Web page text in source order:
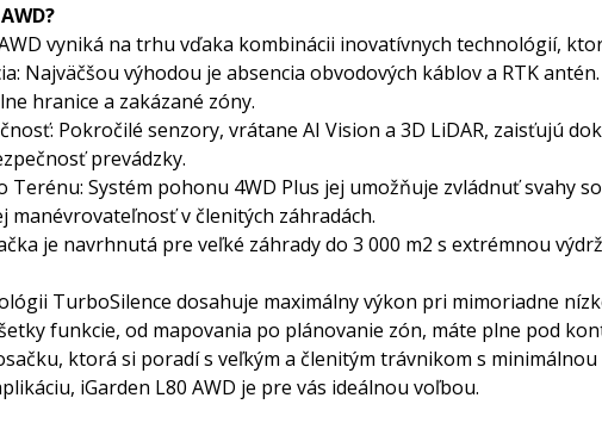
vyniká na trhu vďaka kombinácii inovatívnych technológií,
Najväčšou výhodou je absencia obvodových káblov a RTK
hranice a zakázané zóny.
Pokročilé senzory, vrátane AI Vision a 3D LiDAR, zaisťujú
prevádzky.
Systém pohonu 4WD Plus jej umožňuje zvládnuť svahy
manévrovateľnosť v členitých záhradách.
je navrhnutá pre veľké záhrady do 3 000 m2 s extrémnou
TurboSilence dosahuje maximálny výkon pri mimoriadne
funkcie, od mapovania po plánovanie zón, máte plne pod
ktorá si poradí s veľkým a členitým trávnikom s
iGarden L80 AWD je pre vás ideálnou voľbou.